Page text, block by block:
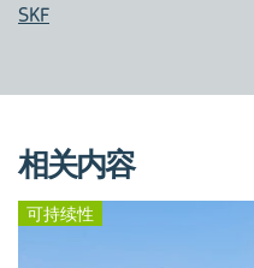
SKF
相关内容
可持续性